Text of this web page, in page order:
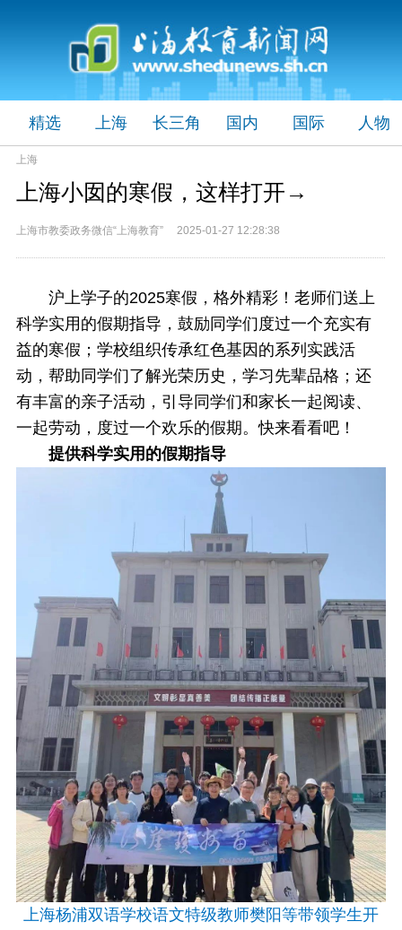
精选 上海 长三角 国内 国际 人物
上海
上海小囡的寒假，这样打开→
上海市教委政务微信“上海教育” 2025-01-27 12:28:38
沪上学子的2025寒假，格外精彩！老师们送上
科学实用的假期指导，鼓励同学们度过一个充实有
益的寒假；学校组织传承红色基因的系列实践活
动，帮助同学们了解光荣历史，学习先辈品格；还
有丰富的亲子活动，引导同学们和家长一起阅读、
一起劳动，度过一个欢乐的假期。快来看看吧！
提供科学实用的假期指导
上海杨浦双语学校语文特级教师樊阳等带领学生开